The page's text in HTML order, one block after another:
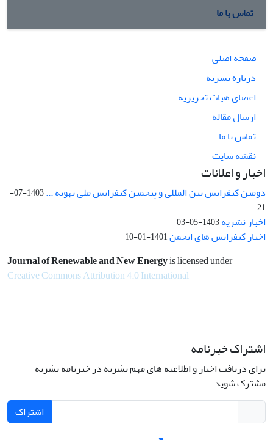
تماس با ما
صفحه اصلی
درباره نشریه
اعضای هیات تحریریه
ارسال مقاله
تماس با ما
نقشه سایت
اخبار و اعلانات
دومین کنفرانس بین المللی و پنجمین کنفرانس ملی تهویه ...
1403-07-
21
اخبار نشریه1403-05-03
اخبار کنفرانس های انجمن1401-01-10
Journal of Renewable and New Energyis licensed under
Creative Commons Attribution 4.0 International
اشتراک خبرنامه
برای دریافت اخبار و اطلاعیه های مهم نشریه در خبرنامه نشریه
مشترک شوید.
اشتراک